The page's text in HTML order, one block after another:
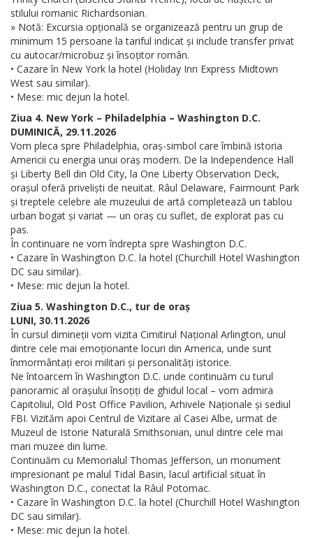
stilului romanic Richardsonian.
» Notă: Excursia opțională se organizează pentru un grup de
minimum 15 persoane la tariful indicat și include transfer privat
cu autocar/microbuz și însoțitor român.
• Cazare în New York la hotel (Holiday Inn Express Midtown
West sau similar).
• Mese: mic dejun la hotel.
Ziua 4. New York – Philadelphia – Washington D.C.
DUMINICĂ, 29.11.2026
Vom pleca spre Philadelphia, oraș-simbol care îmbină istoria
Americii cu energia unui oraș modern. De la Independence Hall
și Liberty Bell din Old City, la One Liberty Observation Deck,
orașul oferă priveliști de neuitat. Râul Delaware, Fairmount Park
și treptele celebre ale muzeului de artă completează un tablou
urban bogat și variat — un oraș cu suflet, de explorat pas cu
pas.
În continuare ne vom îndrepta spre Washington D.C.
• Cazare în Washington D.C. la hotel (Churchill Hotel Washington
DC sau similar).
• Mese: mic dejun la hotel.
Ziua 5. Washington D.C., tur de oraș
LUNI, 30.11.2026
În cursul dimineții vom vizita Cimitirul Național Arlington, unul
dintre cele mai emoționante locuri din America, unde sunt
înmormântați eroi militari și personalități istorice.
Ne întoarcem în Washington D.C. unde continuăm cu turul
panoramic al orașului însoțiți de ghidul local – vom admira
Capitoliul, Old Post Office Pavilion, Arhivele Naționale și sediul
FBI. Vizităm apoi Centrul de Vizitare al Casei Albe, urmat de
Muzeul de Istorie Naturală Smithsonian, unul dintre cele mai
mari muzee din lume.
Continuăm cu Memorialul Thomas Jefferson, un monument
impresionant pe malul Tidal Basin, lacul artificial situat în
Washington D.C., conectat la Râul Potomac.
• Cazare în Washington D.C. la hotel (Churchill Hotel Washington
DC sau similar).
• Mese: mic dejun la hotel.